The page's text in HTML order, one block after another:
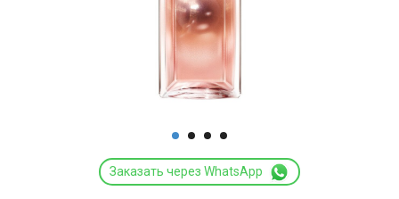
Заказать через WhatsApp